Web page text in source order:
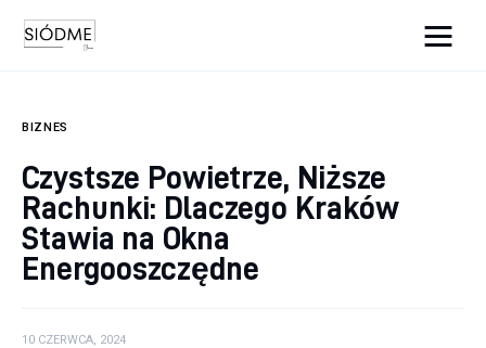
Uroda
Edukacja
BIZNES
Czystsze Powietrze, Niższe
Rachunki: Dlaczego Kraków
Stawia na Okna
Energooszczędne
10 CZERWCA, 2024